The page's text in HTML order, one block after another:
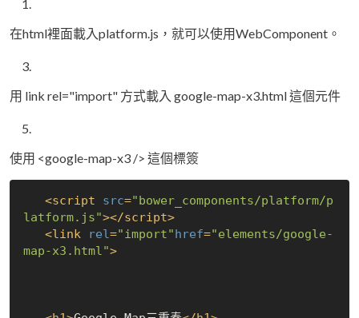
在html裡面載入platform.js，就可以使用WebComponent。
用 link rel="import" 方式載入 google-map-x3.html 這個元件
使用 <google-map-x3 /> 這個標簽
<script src="bower_components/platform/p
latform.js"></script>
<link rel="import"href="elements/google-
map-x3.html">